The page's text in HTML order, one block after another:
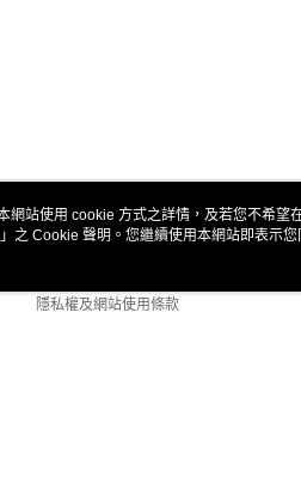
關於我們
隱私權及網站使用條款
網站使用 cookie 方式之詳情，及若您不希望
」之 Cookie 聲明。您繼續使用本網站即表示